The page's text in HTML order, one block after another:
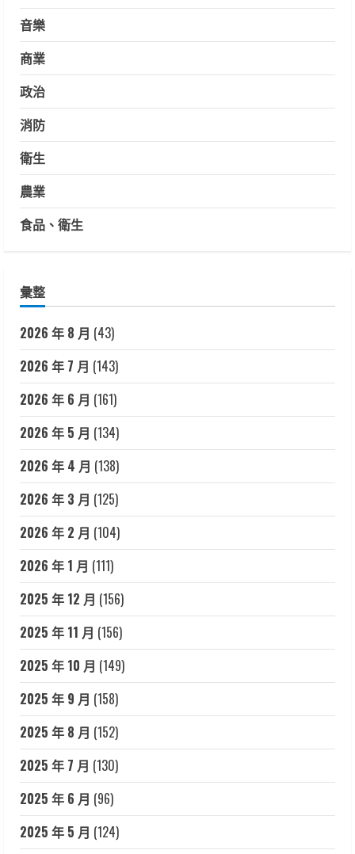
音樂
商業
政治
消防
衛生
農業
食品、衛生
彙整
2026 年 8 月 (43)
2026 年 7 月 (143)
2026 年 6 月 (161)
2026 年 5 月 (134)
2026 年 4 月 (138)
2026 年 3 月 (125)
2026 年 2 月 (104)
2026 年 1 月 (111)
2025 年 12 月 (156)
2025 年 11 月 (156)
2025 年 10 月 (149)
2025 年 9 月 (158)
2025 年 8 月 (152)
2025 年 7 月 (130)
2025 年 6 月 (96)
2025 年 5 月 (124)